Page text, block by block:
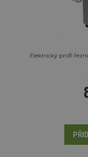
Elektrický profi